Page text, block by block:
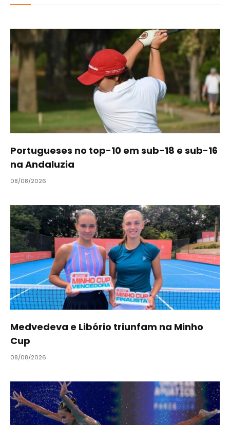
Portugueses no top-10 em sub-18 e sub-16
na Andaluzia
08/08/2026
Medvedeva e Libório triunfam na Minho
Cup
08/08/2026